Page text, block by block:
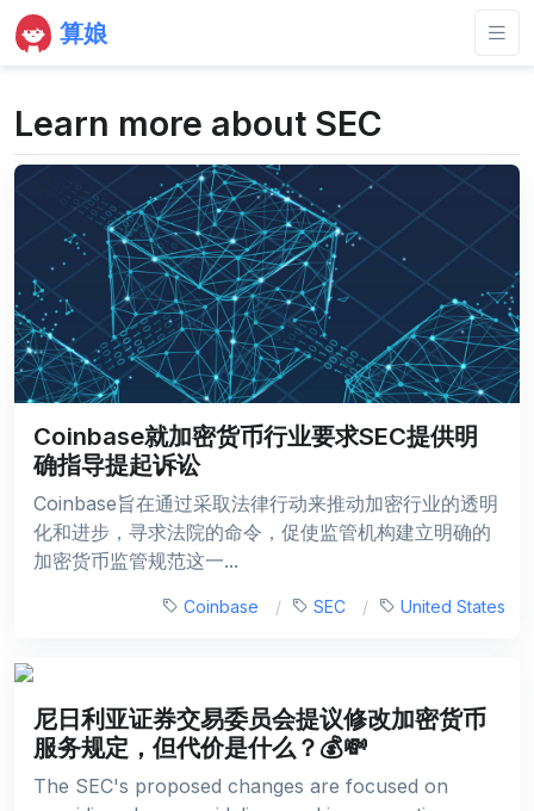
算娘
Learn more about SEC
Coinbase就加密货币行业要求SEC提供明
确指导提起诉讼
Coinbase旨在通过采取法律行动来推动加密行业的透明
化和进步，寻求法院的命令，促使监管机构建立明确的
加密货币监管规范这一...
Coinbase SEC United States
尼日利亚证券交易委员会提议修改加密货币
服务规定，但代价是什么？💰💸
The SEC's proposed changes are focused on